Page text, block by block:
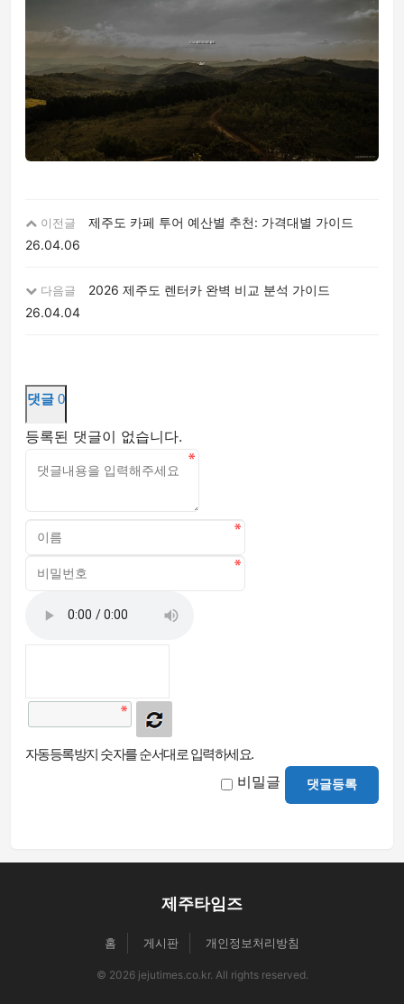
이전글
제주도 카페 투어 예산별 추천: 가격대별 가이드
26.04.06
다음글
2026 제주도 렌터카 완벽 비교 분석 가이드
26.04.04
댓글 0
등록된 댓글이 없습니다.
자동등록방지 숫자를 순서대로 입력하세요.
비밀글 댓글등록
제주타임즈
홈 게시판 개인정보처리방침
© 2026 jejutimes.co.kr. All rights reserved.